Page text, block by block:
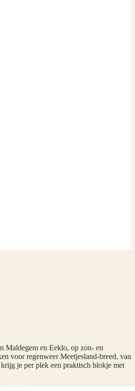
Maldegem en Eeklo, op zon- en
voor regenweer Meetjesland-breed, van
je per plek een praktisch blokje met